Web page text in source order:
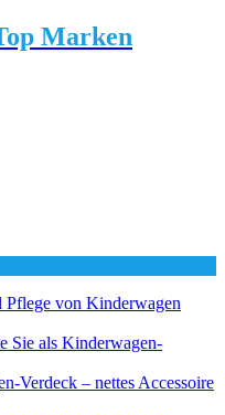
Marken
Pflege von Kinderwagen
Sie als Kinderwagen-
Verdeck – nettes Accessoire